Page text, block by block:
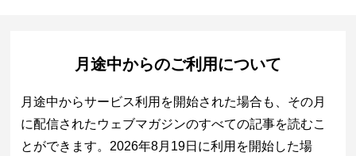
月途中からのご利用について
月途中からサービス利用を開始された場合も、その月
に配信されたウェブマガジンのすべての記事を読むこ
とができます。2026年8月19日に利用を開始した場